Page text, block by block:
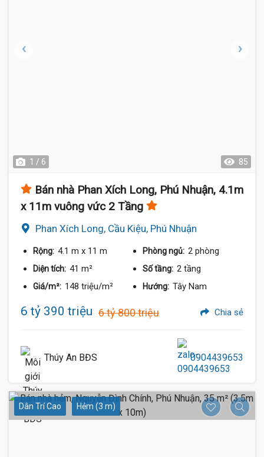
1 / 6 85
Bán nhà Phan Xích Long, Phú Nhuận, 4.1m
x 11m vuông vức 2 Tầng
Phan Xích Long, Cầu Kiệu, Phú Nhuận
Rộng: 4.1 m x 11 m Phòng ngủ: 2 phòng
Diện tích: 41 m² Số tầng: 2 tầng
Giá/m²: 148 triệu/m² Hướng: Tây Nam
6 tỷ 390 triệu 6 tỷ 800 triệu Chia sẻ
Thúy An BĐS 0904439653
Dân Trí Cao Hẻm (3 m)